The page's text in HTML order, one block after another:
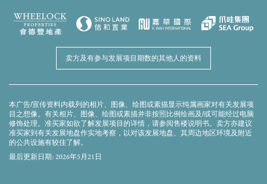
时改动建筑物图则及其他图则，发展项目及/或期数之设计以政府相关部门取后批准之图
则为准。
卖方及有参与发展项目期数的其他人的资料
本广告/宣传资料内载列的相片、图像、绘图或素描显示纯属画家对有关发展项
目之想像。有关相片、图像、绘图或素描并非按照比例绘画及/或可能经过电脑
修饰处理。准买家如欲了解发展项目的详情，请参阅售楼说明书。卖方亦建议
准买家到有关发展地盘作实地考察，以对该发展地盘、其周边地区环境及附近
的公共设施有较佳了解。
最后更新日期: 2026年5月21日